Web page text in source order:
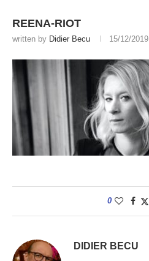
REENA-RIOT
written by Didier Becu 15/12/2019
0
DIDIER BECU